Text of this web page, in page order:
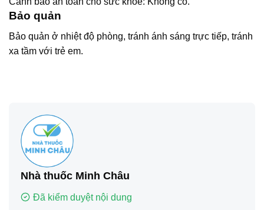
Bảo quản
Bảo quản ở nhiệt độ phòng, tránh ánh sáng trực tiếp, tránh
xa tầm với trẻ em.
Nhà thuốc Minh Châu
Đã kiểm duyệt nội dung